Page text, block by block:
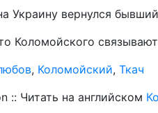
Украину вернулся
Коломойского
, Коломойский, Ткач
:: Читать на английском